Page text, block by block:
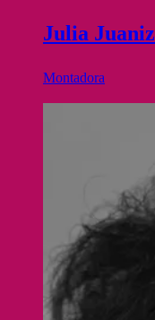
Julia Juaniz
Montadora